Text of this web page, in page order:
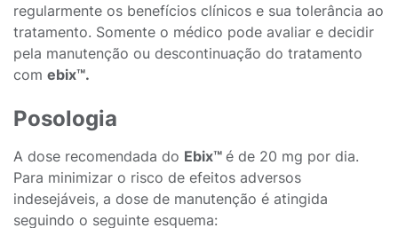
regularmente os benefícios clínicos e sua tolerância ao
tratamento. Somente o médico pode avaliar e decidir
pela manutenção ou descontinuação do tratamento
com ebix™.
Posologia
A dose recomendada do Ebix™ é de 20 mg por dia.
Para minimizar o risco de efeitos adversos
indesejáveis, a dose de manutenção é atingida
seguindo o seguinte esquema: